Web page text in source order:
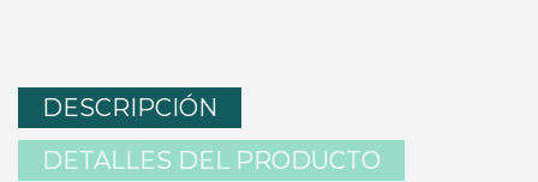
DESCRIPCIÓN
DETALLES DEL PRODUCTO